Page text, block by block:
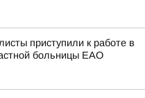
приступили к работе в
больницы ЕАО